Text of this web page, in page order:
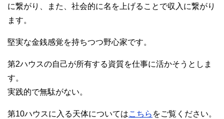
に繋がり、また、社会的に名を上げることで収入に繋がり
ます。
堅実な金銭感覚を持ちつつ野心家です。
第2ハウスの自己が所有する資質を仕事に活かそうとしま
す。
実践的で無駄がない。
第10ハウスに入る天体についてはこちら をご覧ください。